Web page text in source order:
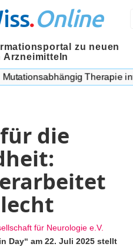
.Online
zu neuen
Arzneimitteln
Therapie
die
für Neurologie e.V.
Day“ am 22. Juli 2025 stellt